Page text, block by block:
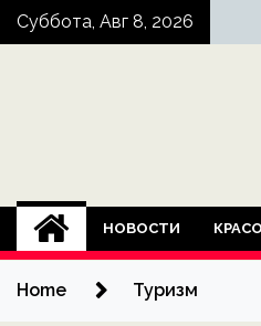
SkipСуббота, Авг 8, 2026
НОВОСТИ
Home Туризм